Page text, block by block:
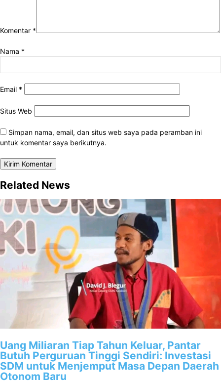
Komentar *
Nama *
Email *
Situs Web
Simpan nama, email, dan situs web saya pada peramban ini
untuk komentar saya berikutnya.
Related News
Uang Miliaran Tiap Tahun Keluar, Pantar
Butuh Perguruan Tinggi Sendiri: Investasi
SDM untuk Menjemput Masa Depan Daerah
Otonom Baru